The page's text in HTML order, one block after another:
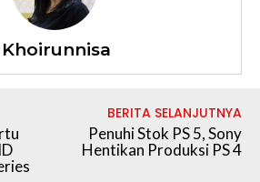
Khoirunnisa
BERITA SELANJUTNYA
Penuhi Stok PS 5, Sony
Hentikan Produksi PS 4